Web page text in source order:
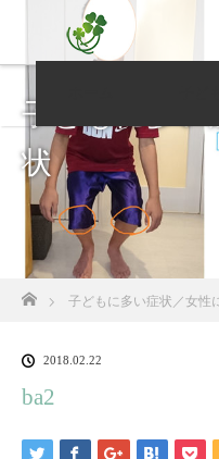
子ど
子どもに多い
状
ホーム
子どもに多い症状／女性
2018.02.22
ba2